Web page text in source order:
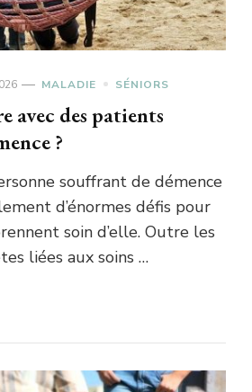
MALADIE SÉNIORS
avec des patients
?
souffrant de démence
d’énormes défis pour
soin d’elle. Outre les
liées aux soins …